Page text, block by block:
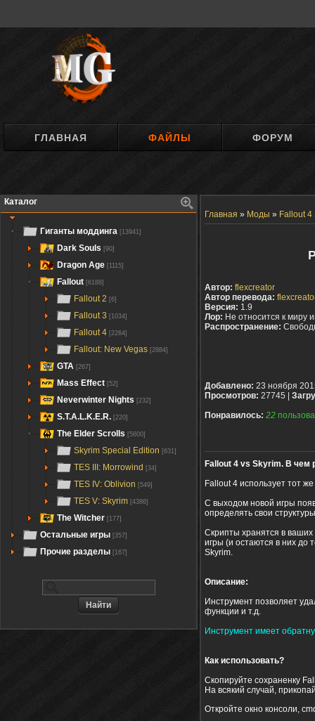
ГЛАВНАЯ ФАЙЛЫ ФОРУМ
Каталог
Гиганты моддинга [13941]
Dark Souls [90]
Dragon Age [1115]
Fallout [6188]
Fallout 2 [6]
Fallout 3 [1034]
Fallout 4 [2264]
Fallout: New Vegas [2884]
GTA [267]
Mass Effect [52]
Neverwinter Nights [232]
S.T.A.L.K.E.R. [220]
The Elder Scrolls [5600]
Skyrim Special Edition [631]
TES III: Morrowind [34]
TES IV: Oblivion [549]
TES V: Skyrim [4386]
The Witcher [177]
Остальные игры [357]
Прочие разделы [167]
Главная » Моды » Fallout 4
Автор: flexcreator
Автор перевода:
Версия: 1.9
Лор: Не относится к миру
Распространение:
Добавлено: 23 ноября
Просмотров: 27745 |
Понравилось: 22
Fallout 4 vs Skyrim. В чем
Fallout 4 использует тот
С выходом новой игры
определять свои
Скрипты хранятся в
игры (и остаются в них до
Skyrim.
Описание:
Инструмент позволяет
функции и т.д.
Инструмент имеет
Как использовать?
Скопируйте сохраненку
На всякий случай,
Откройте окно консоли,